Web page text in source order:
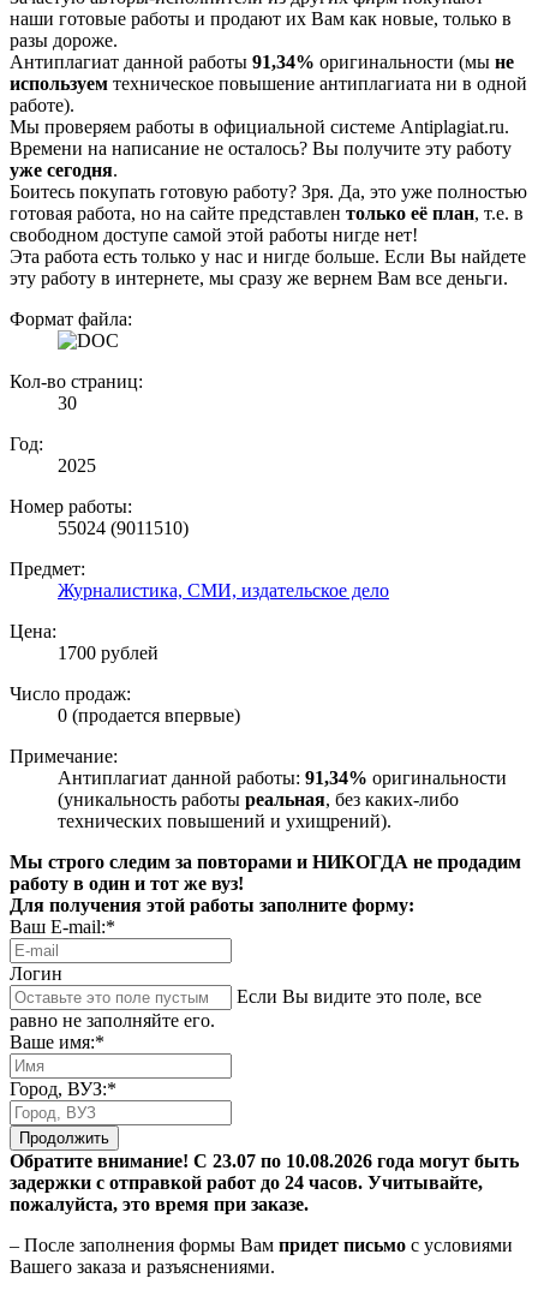
наши готовые работы и продают их Вам как новые, только в
разы дороже.
Антиплагиат данной работы 91,34% оригинальности (мы не
используем техническое повышение антиплагиата ни в одной
работе).
Мы проверяем работы в официальной системе Аntiplagiat.ru.
Времени на написание не осталось? Вы получите эту работу
уже сегодня.
Боитесь покупать готовую работу? Зря. Да, это уже полностью
готовая работа, но на сайте представлен только её план, т.е. в
свободном доступе самой этой работы нигде нет!
Эта работа есть только у нас и нигде больше. Если Вы найдете
эту работу в интернете, мы сразу же вернем Вам все деньги.
Формат файла:
Кол-во страниц:
30
Год:
2025
Номер работы:
55024 (9011510)
Предмет:
Журналистика, СМИ, издательское дело
Цена:
1700 рублей
Число продаж:
0 (продается впервые)
Примечание:
Антиплагиат данной работы: 91,34% оригинальности
(уникальность работы реальная, без каких-либо
технических повышений и ухищрений).
Мы строго следим за повторами и НИКОГДА не продадим
работу в один и тот же вуз!
Для получения этой работы заполните форму:
Ваш E-mail:*
Логин
Если Вы видите это поле, все
равно не заполняйте его.
Ваше имя:*
Город, ВУЗ:*
Продолжить
Обратите внимание! С 23.07 по 10.08.2026 года могут быть
задержки с отправкой работ до 24 часов. Учитывайте,
пожалуйста, это время при заказе.
– После заполнения формы Вам придет письмо с условиями
Вашего заказа и разъяснениями.